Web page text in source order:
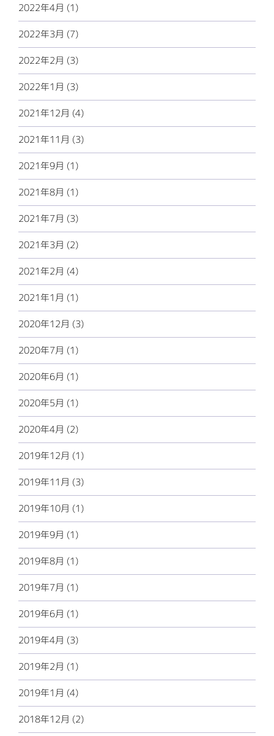
2022年4月 (1)
2022年3月 (7)
2022年2月 (3)
2022年1月 (3)
2021年12月 (4)
2021年11月 (3)
2021年9月 (1)
2021年8月 (1)
2021年7月 (3)
2021年3月 (2)
2021年2月 (4)
2021年1月 (1)
2020年12月 (3)
2020年7月 (1)
2020年6月 (1)
2020年5月 (1)
2020年4月 (2)
2019年12月 (1)
2019年11月 (3)
2019年10月 (1)
2019年9月 (1)
2019年8月 (1)
2019年7月 (1)
2019年6月 (1)
2019年4月 (3)
2019年2月 (1)
2019年1月 (4)
2018年12月 (2)